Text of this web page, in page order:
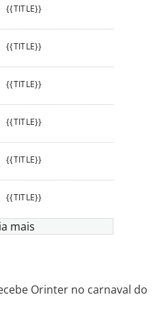
{{TITLE}}
{{TITLE}}
{{TITLE}}
{{TITLE}}
{{TITLE}}
{{TITLE}}
mais
Orinter no carnaval do